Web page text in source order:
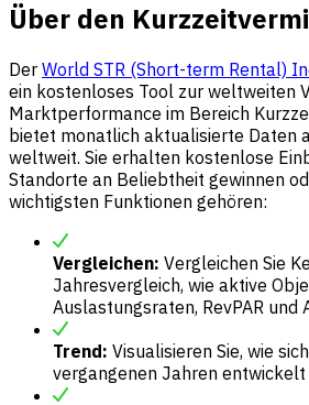
Über den
Der World STR (Short-term Rental)
ein kostenloses Tool zur weltweiten
Marktperformance im Bereich
bietet monatlich aktualisierte Daten
weltweit. Sie erhalten kostenlose
Standorte an Beliebtheit gewinnen
wichtigsten Funktionen gehören:
Vergleichen: Vergleichen Sie
Jahresvergleich, wie aktive
Auslastungsraten, RevPAR und
Trend: Visualisieren Sie, wie
vergangenen Jahren entwickelt